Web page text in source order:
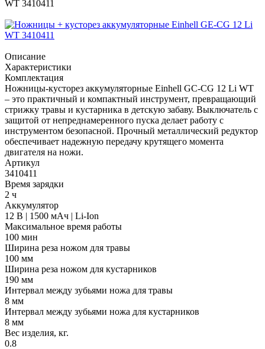
Описание
Характеристики
Комплектация
Ножницы-кусторез аккумуляторные Einhell GC-CG 12 Li WT
– это практичный и компактный инструмент, превращающий
стрижку травы и кустарника в детскую забаву. Выключатель с
защитой от непреднамеренного пуска делает работу с
инструментом безопасной. Прочный металлический редуктор
обеспечивает надежную передачу крутящего момента
двигателя на ножи.
Артикул
3410411
Время зарядки
2 ч
Аккумулятор
12 В | 1500 мАч | Li-Ion
Максимальное время работы
100 мин
Ширина реза ножом для травы
100 мм
Ширина реза ножом для кустарников
190 мм
Интервал между зубьями ножа для травы
8 мм
Интервал между зубьями ножа для кустарников
8 мм
Вес изделия, кг.
0.8